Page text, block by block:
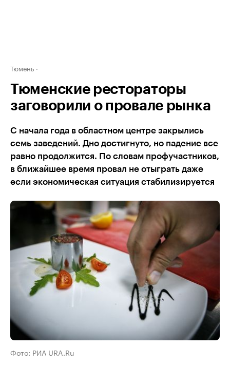
Тюмень
Тюменские рестораторы
заговорили о провале рынка
С начала года в областном центре закрылись
семь заведений. Дно достигнуто, но падение все
равно продолжится. По словам профучастников,
в ближайшее время провал не отыграть даже
если экономическая ситуация стабилизируется
Фото: РИА URA.Ru